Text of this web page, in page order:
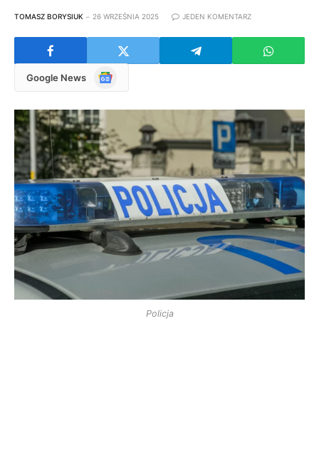
TOMASZ BORYSIUK 26 WRZEŚNIA 2025 JEDEN KOMENTARZ
Google News
Google
Policja